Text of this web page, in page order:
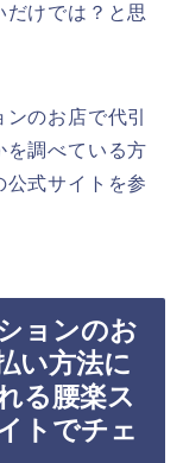
だけでは？と思
のお店で代引
を調べている方
公式サイトを参
ョンのお
い方法に
る腰楽ス
トでチェ